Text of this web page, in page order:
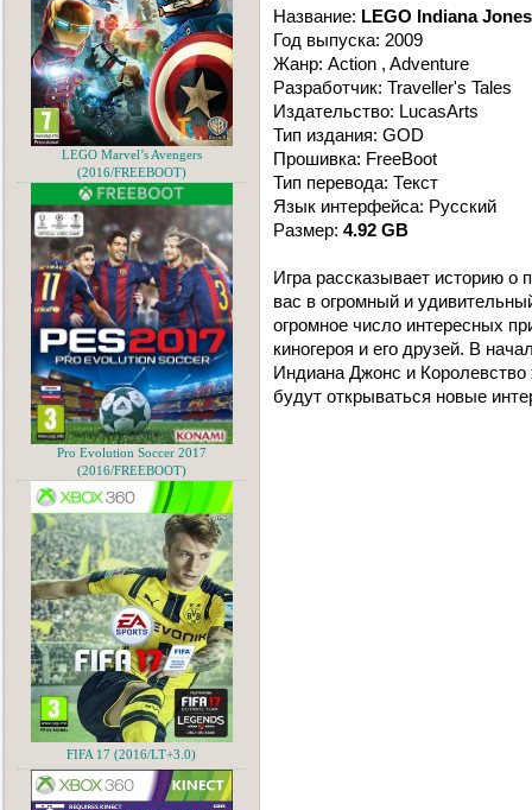
Название: LEGO Indiana
Год выпуска: 2009
Жанр: Action , Adventure
Разработчик: Traveller's Tales
Издательство: LucasArts
Тип издания: GOD
Прошивка: FreeBoot
Тип перевода: Текст
Язык интерфейса: Русский
Размер: 4.92 GB
Игра рассказывает историю
вас в огромный и
огромное число интересных
киногероя и его друзей. В
Индиана Джонс и Королевство
будут открываться новые
LEGO Marvel’s Avengers
(2016/FREEBOOT)
Pro Evolution Soccer 2017
(2016/FREEBOOT)
FIFA 17 (2016/LT+3.0)